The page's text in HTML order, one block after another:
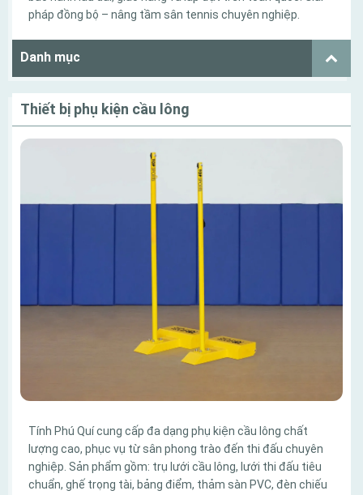
pháp đồng bộ – nâng tầm sân tennis chuyên nghiệp.
Danh mục
Thiết bị phụ kiện cầu lông
Tính Phú Quí cung cấp đa dạng phụ kiện cầu lông chất
lượng cao, phục vụ từ sân phong trào đến thi đấu chuyên
nghiệp. Sản phẩm gồm: trụ lưới cầu lông, lưới thi đấu tiêu
chuẩn, ghế trọng tài, bảng điểm, thảm sàn PVC, đèn chiếu